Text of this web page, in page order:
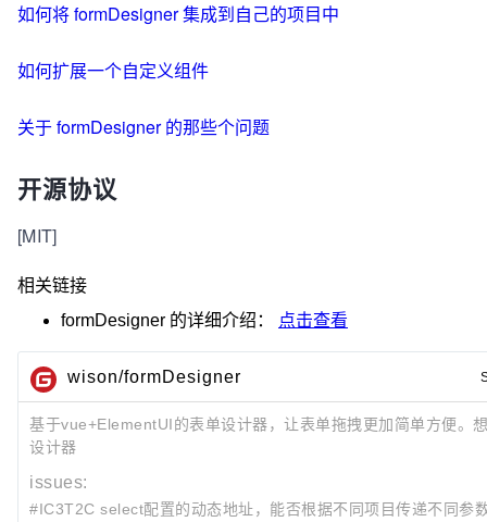
如何将 formDesigner 集成到自己的项目中
如何扩展一个自定义组件
关于 formDesigner 的那些个问题
开源协议
[MIT]
相关链接
formDesigner 的详细介绍： 点击查看
wison/formDesigner
基于vue+ElementUI的表单设计器，让表单拖拽更加简单方便。
设计器
issues:
#IC3T2C select配置的动态地址，能否根据不同项目传递不同参